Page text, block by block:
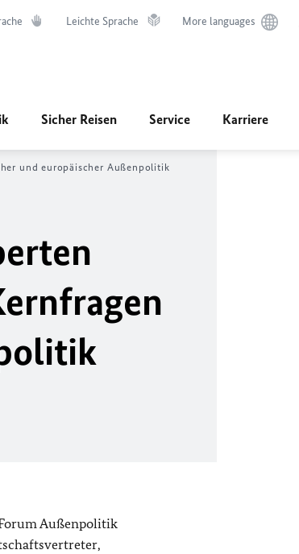
Leichte Sprache More languages
Sicher Reisen Service Karriere
und europäischer Außenpolitik
Außenpolitik